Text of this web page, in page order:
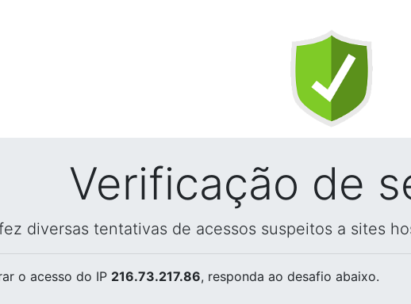
Verificação de
diversas tentativas de acessos suspeitos a sites
o acesso do IP 216.73.217.86, responda ao desafio abaixo.